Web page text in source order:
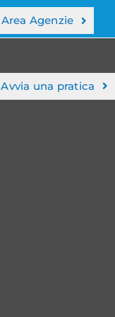
Area Agenzie
Avvia una pratica